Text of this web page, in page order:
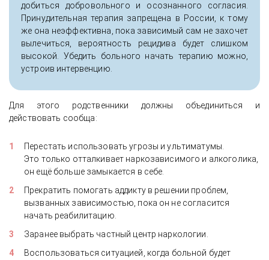
добиться добровольного и осознанного согласия.
Принудительная терапия запрещена в России, к тому
же она неэффективна, пока зависимый сам не захочет
вылечиться, вероятность рецидива будет слишком
высокой. Убедить больного начать терапию можно,
устроив интервенцию.
Для этого родственники должны объединиться и
действовать сообща:
Перестать использовать угрозы и ультиматумы.
Это только отталкивает наркозависимого и алкоголика,
он ещё больше замыкается в себе.
Прекратить помогать аддикту в решении проблем,
вызванных зависимостью, пока он не согласится
начать реабилитацию.
Заранее выбрать частный центр наркологии.
Воспользоваться ситуацией, когда больной будет